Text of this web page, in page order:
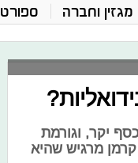
מגזין וחברה ספורט
יקר, וגורמת
קרמן מרגיש שהיא